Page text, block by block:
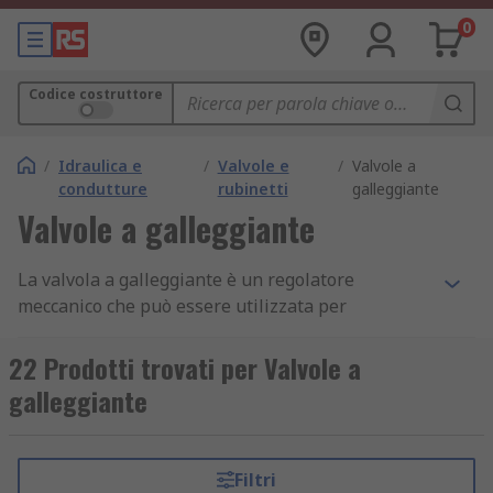
0
Codice costruttore
/ Idraulica e
condutture
/ Valvole e
rubinetti
/ Valvole a
galleggiante
Valvole a galleggiante
La valvola a galleggiante è un regolatore
meccanico che può essere utilizzata per
serbatoio o in una cisterna.
Funzionamento della valvola a galleggiante
Questo componente funziona grazie ad un
22 Prodotti trovati per Valvole a
galleggiante
Filtri